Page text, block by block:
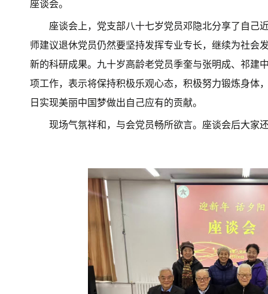
座谈会。
座谈会上，党支部八十七岁党员邓隐北分享了自己
师建议退休党员仍然要坚持发挥专业专长，继续为社会
新的科研成果。九十岁高龄老党员季奎与张明成、祁建
项工作，表示将保持积极乐观心态，积极努力锻炼身体
日实现美丽中国梦做出自己应有的贡献。
现场气氛祥和，与会党员畅所欲言。座谈会后大家